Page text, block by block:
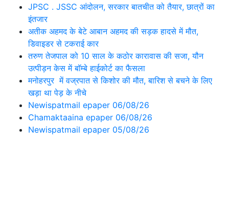
JPSC . JSSC आंदोलन, सरकार बातचीत को तैयार, छात्रों का
इंतजार
अतीक अहमद के बेटे आबान अहमद की सड़क हादसे में मौत,
डिवाइडर से टकराई कार
तरुण तेजपाल को 10 साल के कठोर कारावास की सजा, यौन
उत्पीड़न केस में बॉम्बे हाईकोर्ट का फैसला
मनोहरपुर में वज्रपात से किशोर की मौत, बारिश से बचने के लिए
खड़ा था पेड़ के नीचे
Newispatmail epaper 06/08/26
Chamaktaaina epaper 06/08/26
Newispatmail epaper 05/08/26